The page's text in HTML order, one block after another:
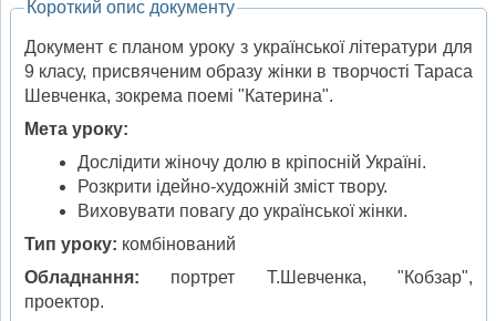
Короткий опис документу
Документ є планом уроку з української літератури для
9 класу, присвяченим образу жінки в творчості Тараса
Шевченка, зокрема поемі "Катерина".
Мета уроку:
Дослідити жіночу долю в кріпосній Україні.
Розкрити ідейно-художній зміст твору.
Виховувати повагу до української жінки.
Тип уроку: комбінований
Обладнання: портрет Т.Шевченка, "Кобзар",
проектор.